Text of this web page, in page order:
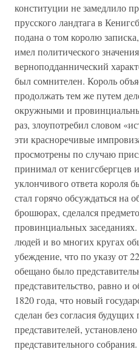
конституции не замедлило
прусского ландтага в
подана о том королю
имел политического
верноподданнический
был сомнителен. Король
продолжать тем же путем
окружными и
раз, злоупотребил словом
эти красноречивые
просмотрены по случаю
принимал от кенигсбергцев
уклончивого ответа короля
стал горячо обсуждаться на
брошюрах, сделался
провинциальных
людей и во многих кругах
убеждение, что по указу от
обещано было
представительство, равно и
1820 года, что новый
сделан без согласия будущих
представителей,
представительного собрания.